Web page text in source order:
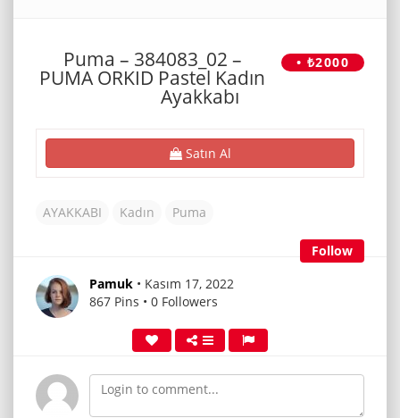
• ₺2000
Puma – 384083_02 –
PUMA ORKID Pastel Kadın
Ayakkabı
Satın Al
AYAKKABI Kadın Puma
Follow
Pamuk • Kasım 17, 2022
867 Pins • 0 Followers